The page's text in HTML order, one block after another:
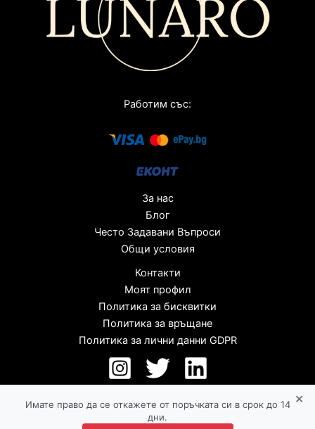
Работим със:
За нас
Блог
Често Задавани Въпроси
Общи условия
Контакти
Моят профил
Политика за бисквитки
Политика за връщане
Политика за лични данни GDPR
Имате право да се откажете от поръчката си в срок до 14
дни.
×